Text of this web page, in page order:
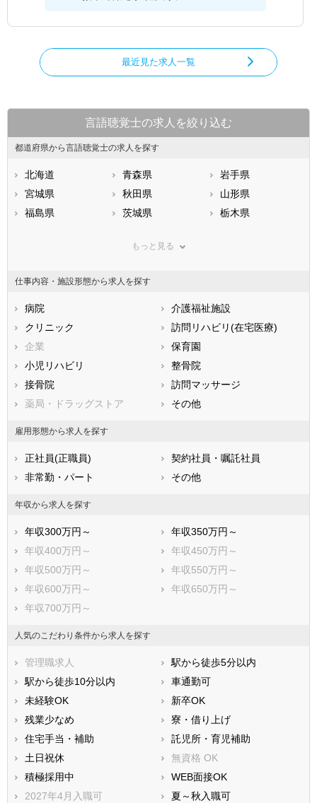
最近見た求人一覧
言語聴覚士の求人を絞り込む
都道府県から言語聴覚士の求人を探す
北海道 青森県
岩手県
宮城県
秋田県
山形県
福島県
茨城県
栃木県
神奈川県
石川県
福井県
静岡県
三重県
滋賀県
大阪府
兵庫県
鳥取県
広島県
徳島県
香川県
愛媛県
鹿児島県
もっと見る
仕事内容・施設形態から求人を探す
病院
介護福祉施設
クリニック
訪問リハビリ(在宅医療)
企業
保育園
小児リハビリ
整骨院
接骨院
訪問マッサージ
薬局・ドラッグストア
その他
雇用形態から求人を探す
正社員(正職員)
契約社員・嘱託社員
非常勤・パート
その他
年収から求人を探す
年収300万円～
年収350万円～
年収400万円～
年収450万円～
年収500万円～
年収550万円～
年収600万円～
年収650万円～
年収700万円～
人気のこだわり条件から求人を探す
管理職求人
駅から徒歩5分以内
駅から徒歩10分以内
車通勤可
未経験OK
新卒OK
残業少なめ
寮・借り上げ
住宅手当・補助
託児所・育児補助
土日祝休
無資格 OK
積極採用中
WEB面接OK
2027年4月入職可
夏～秋入職可